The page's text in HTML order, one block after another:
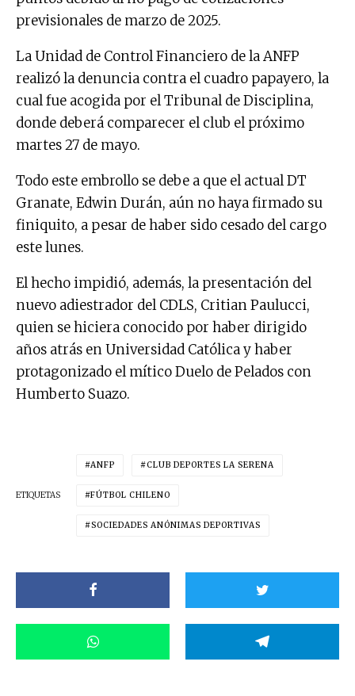
previsionales de marzo de 2025.
La Unidad de Control Financiero de la ANFP
realizó la denuncia contra el cuadro papayero, la
cual fue acogida por el Tribunal de Disciplina,
donde deberá comparecer el club el próximo
martes 27 de mayo.
Todo este embrollo se debe a que el actual DT
Granate, Edwin Durán, aún no haya firmado su
finiquito, a pesar de haber sido cesado del cargo
este lunes.
El hecho impidió, además, la presentación del
nuevo adiestrador del CDLS, Critian Paulucci,
quien se hiciera conocido por haber dirigido
años atrás en Universidad Católica y haber
protagonizado el mítico Duelo de Pelados con
Humberto Suazo.
ETIQUETAS
ANFP CLUB DEPORTES LA SERENA
FÚTBOL CHILENO
SOCIEDADES ANÓNIMAS DEPORTIVAS